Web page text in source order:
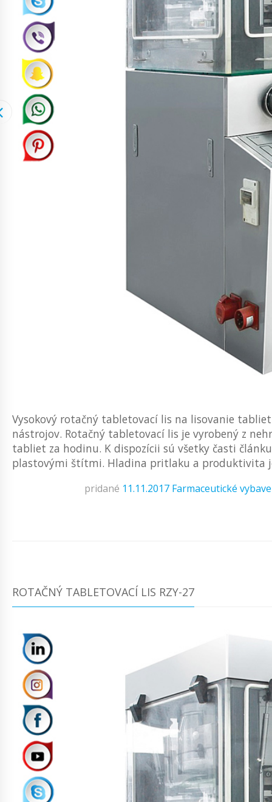
Vysokový rotačný tabletovací lis na lisovanie
nástrojov. Rotačný tabletovací lis je vyrobený z
tabliet za hodinu. K dispozícii sú všetky časti
plastovými štítmi. Hladina pritlaku a produktivita
pridané 11.11.2017 Farmaceutické
ROTAČNÝ TABLETOVACÍ LIS RZY-27